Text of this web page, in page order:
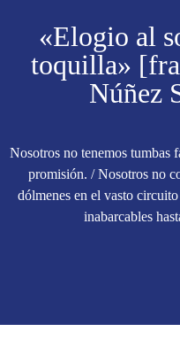
«Elogio al
toquilla»
Núñez
Nosotros no tenemos tumbas
promisión. / Nosotros no
dólmenes en el vasto
inabarcables